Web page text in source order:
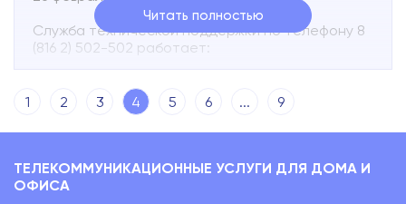
Служба технической поддержки по телефону 8
(816 2) 502-502 работает:
23-25 февраля 2023 г.: 9.00 - 23.00
26 февраля 2023 г. : 10.00 - 23.00
SMS-сообщение о неисправности абонентской
линии по номеру +7 960 200 55 72.
Читать полностью
1 2 3 4 5 6 ... 9
ТЕЛЕКОММУНИКАЦИОННЫЕ УСЛУГИ ДЛЯ ДОМА И
ОФИСА